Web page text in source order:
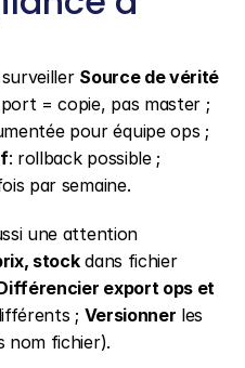
Source de vérité
par semaine.
une attention
stock dans fichier
export ops et
; Versionner les
nom fichier).